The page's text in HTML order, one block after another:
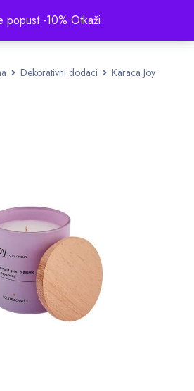
popust -10% Otkaži
Dekorativni dodaci
Karaca Joy